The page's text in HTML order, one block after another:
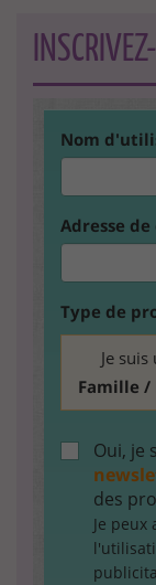
Nom
Adresse
Type de
Je suis
Famille /
Oui, je
des
Je